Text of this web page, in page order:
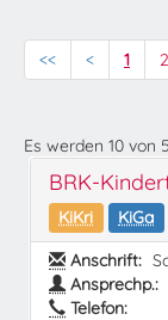
<< < 1 2
Es werden 10 von
BRK-
KiKri
KiGa
Anschrift:
Ansprechp.:
Telefon: